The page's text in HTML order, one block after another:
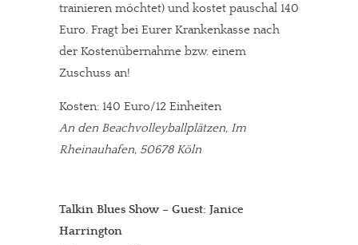
trainieren möchtet) und kostet pauschal 140
Euro. Fragt bei Eurer Krankenkasse nach
der Kostenübernahme bzw. einem
Zuschuss an!
Kosten: 140 Euro/12 Einheiten
An den Beachvolleyballplätzen, Im
Rheinauhafen, 50678 Köln
Talkin Blues Show – Guest: Janice
Harrington